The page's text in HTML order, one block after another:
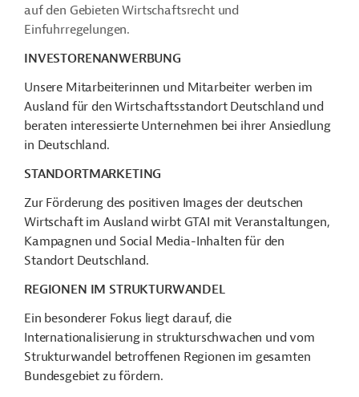
auf den Gebieten Wirtschaftsrecht und
Einfuhrregelungen.
INVESTORENANWERBUNG
Unsere Mitarbeiterinnen und Mitarbeiter werben im
Ausland für den Wirtschaftsstandort Deutschland und
beraten interessierte Unternehmen bei ihrer Ansiedlung
in Deutschland.
STANDORTMARKETING
Zur Förderung des positiven Images der deutschen
Wirtschaft im Ausland wirbt GTAI mit Veranstaltungen,
Kampagnen und Social Media-Inhalten für den
Standort Deutschland.
REGIONEN IM STRUKTURWANDEL
Ein besonderer Fokus liegt darauf, die
Internationalisierung in strukturschwachen und vom
Strukturwandel betroffenen Regionen im gesamten
Bundesgebiet zu fördern.